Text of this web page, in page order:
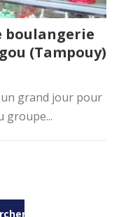
boulangerie
(Tampouy)
un grand jour pour
groupe...